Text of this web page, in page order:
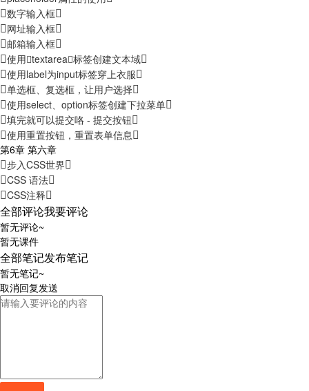
数字输入框
网址输入框
邮箱输入框
使用textarea标签创建文本域
使用label为input标签穿上衣服
单选框、复选框，让用户选择
使用select、option标签创建下拉菜单
填完就可以提交咯 - 提交按钮
使用重置按钮，重置表单信息
第6章 第六章
步入CSS世界
CSS 语法
CSS注释
全部评论我要评论
暂无评论~
暂无课件
全部笔记发布笔记
暂无笔记~
取消回复发送